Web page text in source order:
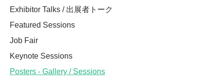
Exhibitor Talks / 出展者トーク
Featured Sessions
Job Fair
Keynote Sessions
Posters - Gallery / Sessions